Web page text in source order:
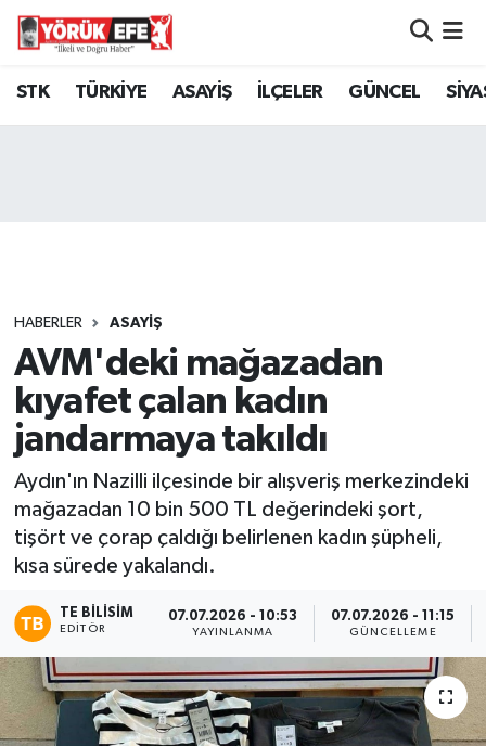
STK TÜRKİYE ASAYİŞ İLÇELER GÜNCEL
HABERLER ASAYİŞ
AVM'deki mağazadan
kıyafet çalan kadın
jandarmaya takıldı
Aydın'ın Nazilli ilçesinde bir alışveriş merkezindeki
mağazadan 10 bin 500 TL değerindeki şort,
tişört ve çorap çaldığı belirlenen kadın şüpheli,
kısa sürede yakalandı.
TE BILISIM
EDITÖR
07.07.2026 - 10:53
YAYINLANMA
07.07.2026 - 11:15
GÜNCELLEME
Aydın Nöbetçi Eczaneler
Tüm Manşetler
Son Dakika Haberleri
Haber Arşivi